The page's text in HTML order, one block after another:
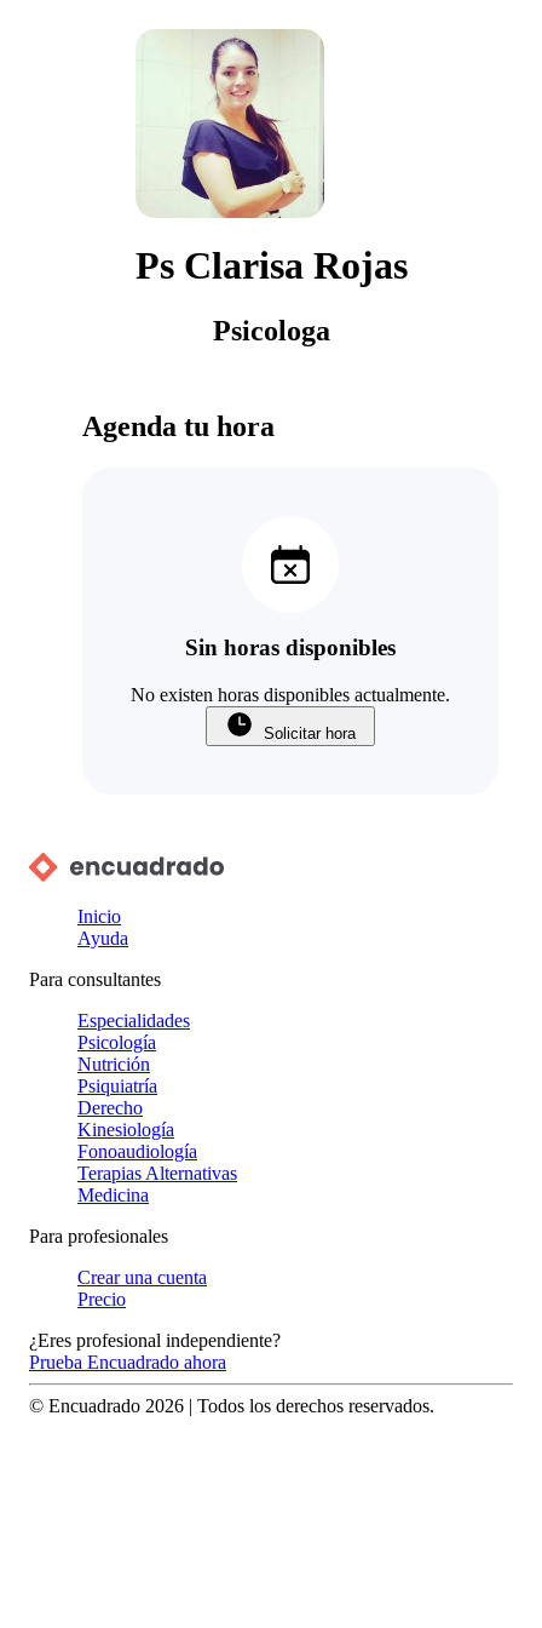
Ps Clarisa Rojas
Psicologa
Agenda tu hora
Sin horas disponibles
No existen horas disponibles actualmente.
Solicitar hora
Inicio
Ayuda
Para consultantes
Especialidades
Psicología
Nutrición
Psiquiatría
Derecho
Kinesiología
Fonoaudiología
Terapias Alternativas
Medicina
Para profesionales
Crear una cuenta
Precio
¿Eres profesional independiente?
Prueba Encuadrado ahora
© Encuadrado 2026 | Todos los derechos reservados.